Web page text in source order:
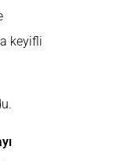
keyifli